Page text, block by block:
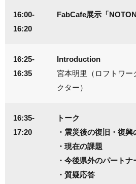
16:00-
16:20
FabCafe展示「
16:25-
16:35
Introduction
宮本明里（ロフトワー
クター）
16:35-
17:20
トーク
・震災後の復旧・復興
・現在の課題
・今後県外のパート
・質疑応答